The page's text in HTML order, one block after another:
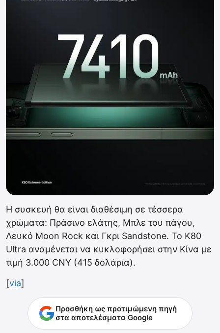
Η συσκευή θα είναι διαθέσιμη σε τέσσερα
χρώματα: Πράσινο ελάτης, Μπλε του πάγου,
Λευκό Moon Rock και Γκρι Sandstone. Το K80
Ultra αναμένεται να κυκλοφορήσει στην Κίνα με
τιμή 3.000 CNY (415 δολάρια).
[via]
Προσθήκη ως προτιμώμενη πηγή
στα αποτελέσματα Google